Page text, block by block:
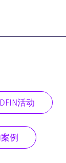
DFIN活动
例